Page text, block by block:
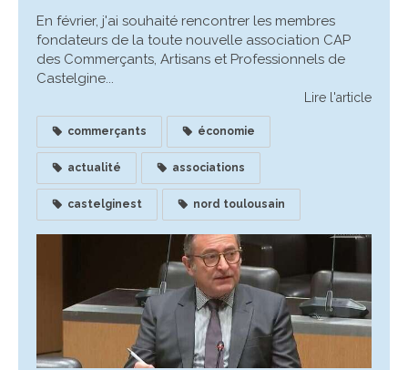
En février, j'ai souhaité rencontrer les membres
fondateurs de la toute nouvelle association CAP
des Commerçants, Artisans et Professionnels de
Castelgine...
Lire l'article
commerçants économie
actualité associations
castelginest nord toulousain